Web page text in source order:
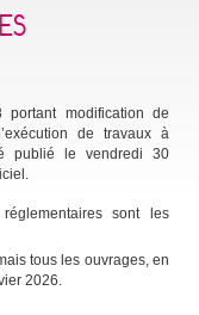
modification de
de travaux à
publié le vendredi 30
sont les
tous les ouvrages, en
2026.